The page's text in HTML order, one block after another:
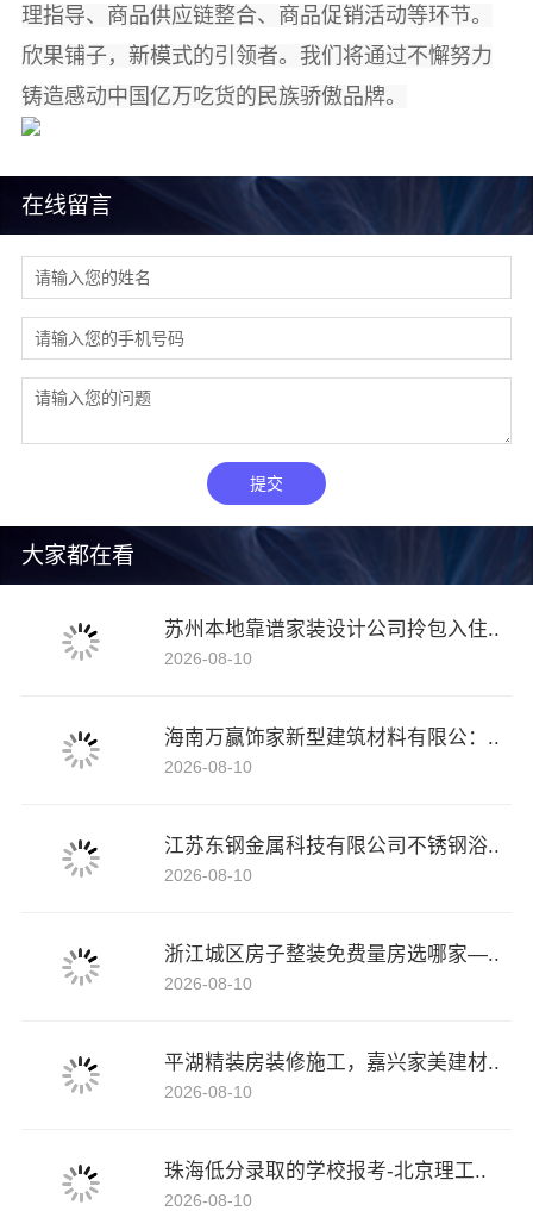
大家都在看
苏州本地靠谱家装设计公司拎包入住..
2026-08-10
海南万赢饰家新型建筑材料有限公：..
2026-08-10
江苏东钢金属科技有限公司不锈钢浴..
2026-08-10
浙江城区房子整装免费量房选哪家—..
2026-08-10
平湖精装房装修施工，嘉兴家美建材..
2026-08-10
珠海低分录取的学校报考-北京理工..
2026-08-10
在线留言
提交
理指导、商品供应链整合、商品促销活动等环节。
欣果铺子，新模式的引领者。我们将通过不懈努力
铸造感动中国亿万吃货的民族骄傲品牌。